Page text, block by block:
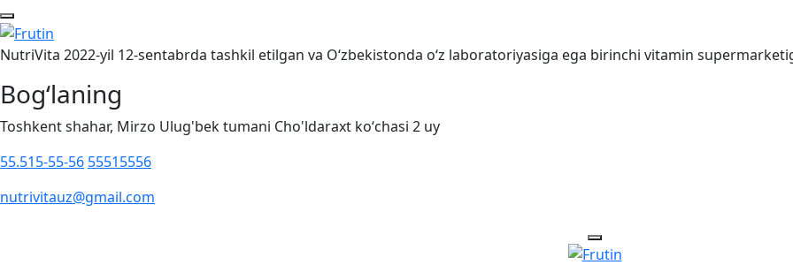
NutriVita 2022-yil 12-sentabrda tashkil etilgan va O‘zbekistonda o‘z laboratoriyasiga ega birinchi vitamin
Bog‘laning
Toshkent shahar, Mirzo Ulug'bek tumani Cho'ldaraxt koʻchasi 2 uy
55.515-55-56 55515556
nutrivitauz@gmail.com